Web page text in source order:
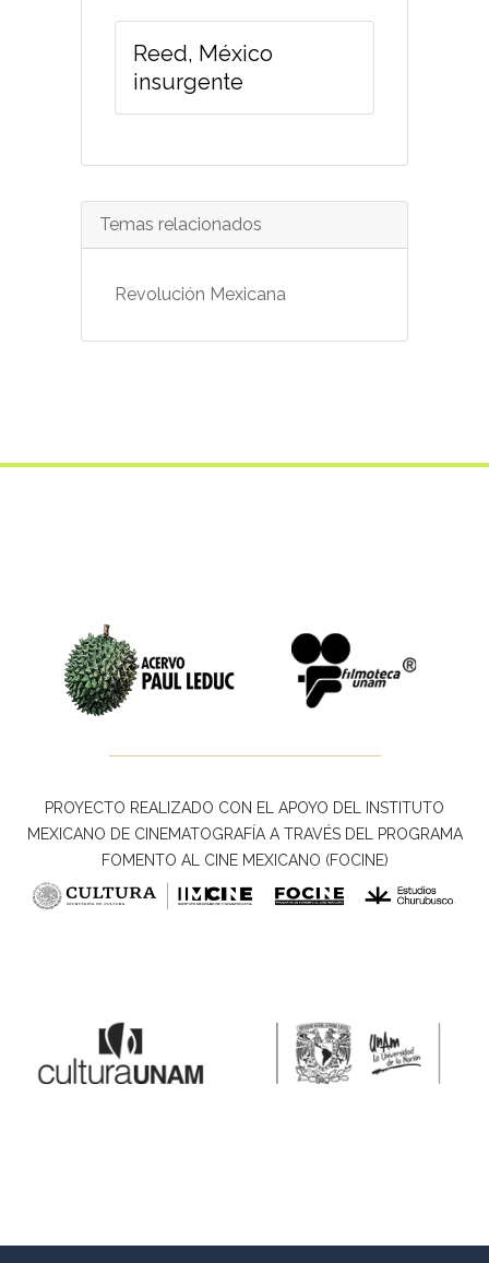
Reed, México
insurgente
Temas relacionados
Revolución Mexicana
PROYECTO REALIZADO CON EL APOYO DEL INSTITUTO
MEXICANO DE CINEMATOGRAFÍA A TRAVÉS DEL PROGRAMA
FOMENTO AL CINE MEXICANO (FOCINE)